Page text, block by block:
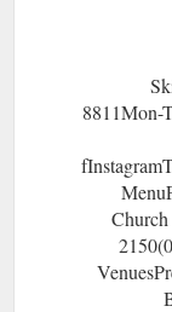
8811Mon-